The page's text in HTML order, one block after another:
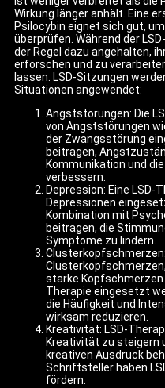
Wirkung länger anhält. Eine
Psilocybin eignet sich gut,
überprüfen. Während der
der Regel dazu angehalten,
erforschen und zu
lassen. LSD-Sitzungen
Situationen angewendet:
Angststörungen: Die
von Angststörungen
der Zwangsstörung
beitragen,
Kommunikation und
verbessern.
Depression: Eine LSD-
Depressionen
Kombination mit
beitragen, die
Symptome zu lindern.
starke Kopfschmerzen
Therapie eingesetzt
die Häufigkeit und
wirksam reduzieren.
Kreativität: LSD-
Kreativität zu steigern
kreativen Ausdruck
Schriftsteller haben
fördern.